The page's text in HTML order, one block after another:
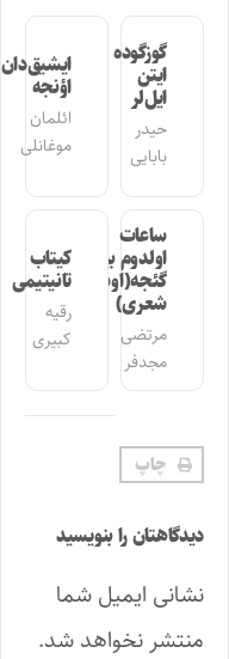
گوزگوده
ایتن
ایل‌لر
حیدر
بابایی
ایشیق‌دان
اؤنجه
ائلمان
موغانلی
ساعات
اولدوم بیر
گئجه(اوشاق
شعری)
مرتضی
مجدفر
کیتاب
تانیتیمی
رقیه
کبیری
چاپ
دیدگاهتان را بنویسید
نشانی ایمیل شما
منتشر نخواهد شد.